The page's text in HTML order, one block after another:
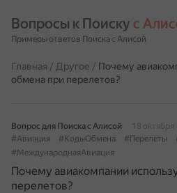
Вопросы к Поиску с
Примеры ответов Поиска с Алисой
Главная / Другое / Почему
обмена при перелетов?
Вопрос для Поиска с Алисой
18 октября
#Авиация
#КодыОбмена #Перелеты
#МеждународнаяАвиация
Почему авиакомпании
перелетов?